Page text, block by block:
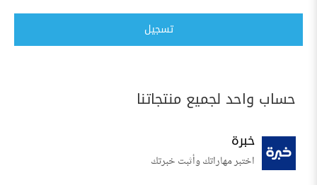
تسجيل
حساب واحد لجميع منتجاتنا
خبرة
اختبر مهاراتك وأثبت خبرتك